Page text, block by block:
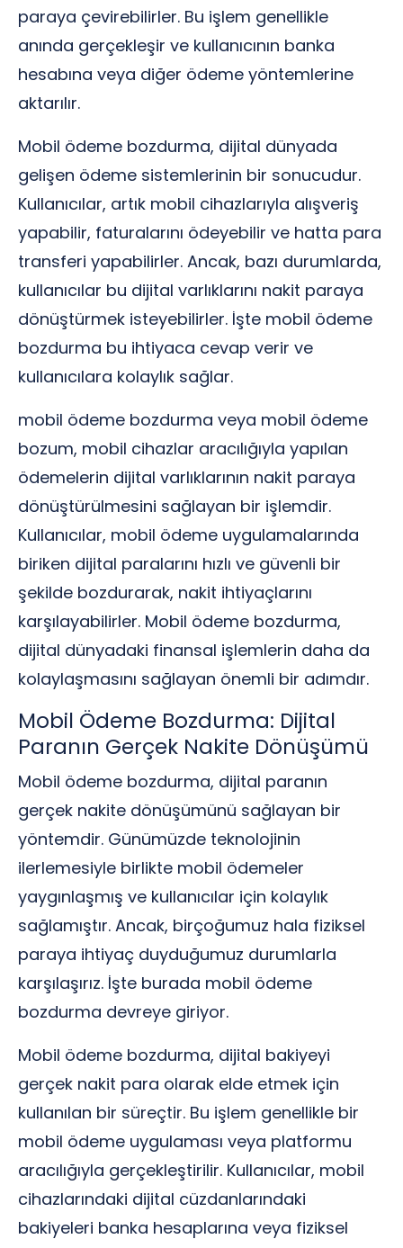
paraya çevirebilirler. Bu işlem genellikle
anında gerçekleşir ve kullanıcının banka
hesabına veya diğer ödeme yöntemlerine
aktarılır.
Mobil ödeme bozdurma, dijital dünyada
gelişen ödeme sistemlerinin bir sonucudur.
Kullanıcılar, artık mobil cihazlarıyla alışveriş
yapabilir, faturalarını ödeyebilir ve hatta para
transferi yapabilirler. Ancak, bazı durumlarda,
kullanıcılar bu dijital varlıklarını nakit paraya
dönüştürmek isteyebilirler. İşte mobil ödeme
bozdurma bu ihtiyaca cevap verir ve
kullanıcılara kolaylık sağlar.
mobil ödeme bozdurma veya mobil ödeme
bozum, mobil cihazlar aracılığıyla yapılan
ödemelerin dijital varlıklarının nakit paraya
dönüştürülmesini sağlayan bir işlemdir.
Kullanıcılar, mobil ödeme uygulamalarında
biriken dijital paralarını hızlı ve güvenli bir
şekilde bozdurarak, nakit ihtiyaçlarını
karşılayabilirler. Mobil ödeme bozdurma,
dijital dünyadaki finansal işlemlerin daha da
kolaylaşmasını sağlayan önemli bir adımdır.
Mobil Ödeme Bozdurma: Dijital
Paranın Gerçek Nakite Dönüşümü
Mobil ödeme bozdurma, dijital paranın
gerçek nakite dönüşümünü sağlayan bir
yöntemdir. Günümüzde teknolojinin
ilerlemesiyle birlikte mobil ödemeler
yaygınlaşmış ve kullanıcılar için kolaylık
sağlamıştır. Ancak, birçoğumuz hala fiziksel
paraya ihtiyaç duyduğumuz durumlarla
karşılaşırız. İşte burada mobil ödeme
bozdurma devreye giriyor.
Mobil ödeme bozdurma, dijital bakiyeyi
gerçek nakit para olarak elde etmek için
kullanılan bir süreçtir. Bu işlem genellikle bir
mobil ödeme uygulaması veya platformu
aracılığıyla gerçekleştirilir. Kullanıcılar, mobil
cihazlarındaki dijital cüzdanlarındaki
bakiyeleri banka hesaplarına veya fiziksel